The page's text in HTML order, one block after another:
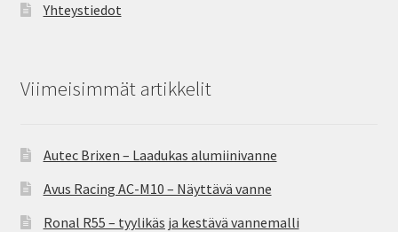
Yhteystiedot
Viimeisimmät artikkelit
Autec Brixen – Laadukas alumiinivanne
Avus Racing AC-M10 – Näyttävä vanne
Ronal R55 – tyylikäs ja kestävä vannemalli